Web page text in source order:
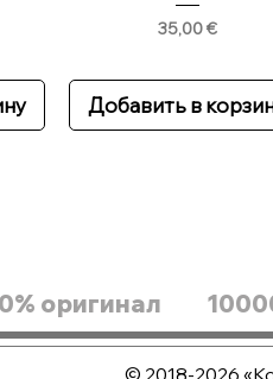
Цена
35,00 €
Добавить в
оригинал